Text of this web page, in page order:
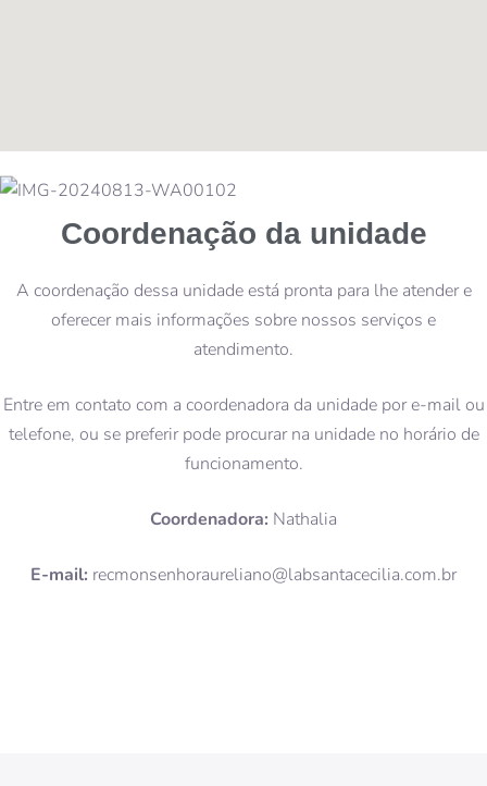
Coordenação da unidade
A coordenação dessa unidade está pronta para lhe atender e
oferecer mais informações sobre nossos serviços e
atendimento.
Entre em contato com a coordenadora da unidade por e-mail ou
telefone, ou se preferir pode procurar na unidade no horário de
funcionamento.
Coordenadora: Nathalia
E-mail: recmonsenhoraureliano@labsantacecilia.com.br